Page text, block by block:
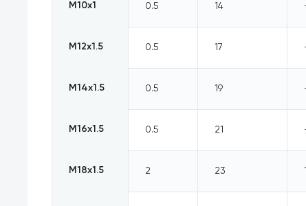
M10х1 0.5 14
M12х1.5 0.5 17
M14х1.5 0.5 19
M16х1.5 0.5 21
M18х1.5 2 23